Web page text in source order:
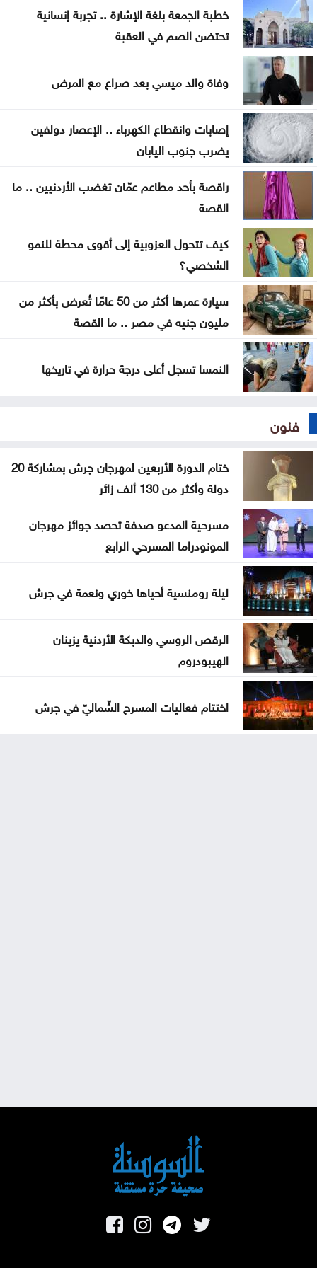
نجل جو بايدن يكشف عن تفشي السرطان في جسد
والده
ندوة تعاين التراث الأردني ضمن البرنامج الثقافي
لمهرجان جرش
فلسطينيين
سوريا .. إحباط محاولة تهريب أسلحة وذخائر إلى لبنان
سيدات الجزائر يحققن إنجازا تاريخيا ببلوغ نصف نهائي
أمم إفريقيا
خطبة الجمعة بلغة الإشارة .. تجربة إنسانية
تحتضن الصم في العقبة
وفاة والد ميسي بعد صراع مع المرض
إصابات وانقطاع الكهرباء .. الإعصار دولفين
يضرب جنوب اليابان
راقصة بأحد مطاعم عمّان تغضب الأردنيين .. ما
القصة
كيف تتحول العزوبية إلى أقوى محطة للنمو
الشخصي؟
سيارة عمرها أكثر من 50 عامًا تُعرض بأكثر من
مليون جنيه في مصر .. ما القصة
النمسا تسجل أعلى درجة حرارة في تاريخها
فنون
ختام الدورة الأربعين لمهرجان جرش بمشاركة 20
دولة وأكثر من 130 ألف زائر
مسرحية المدعو صدفة تحصد جوائز مهرجان
المونودراما المسرحي الرابع
ليلة رومنسية أحياها خوري ونعمة في جرش
الرقص الروسي والدبكة الأردنية يزينان
الهيبودروم
اختتام فعاليات المسرح الشّماليّ في جرش